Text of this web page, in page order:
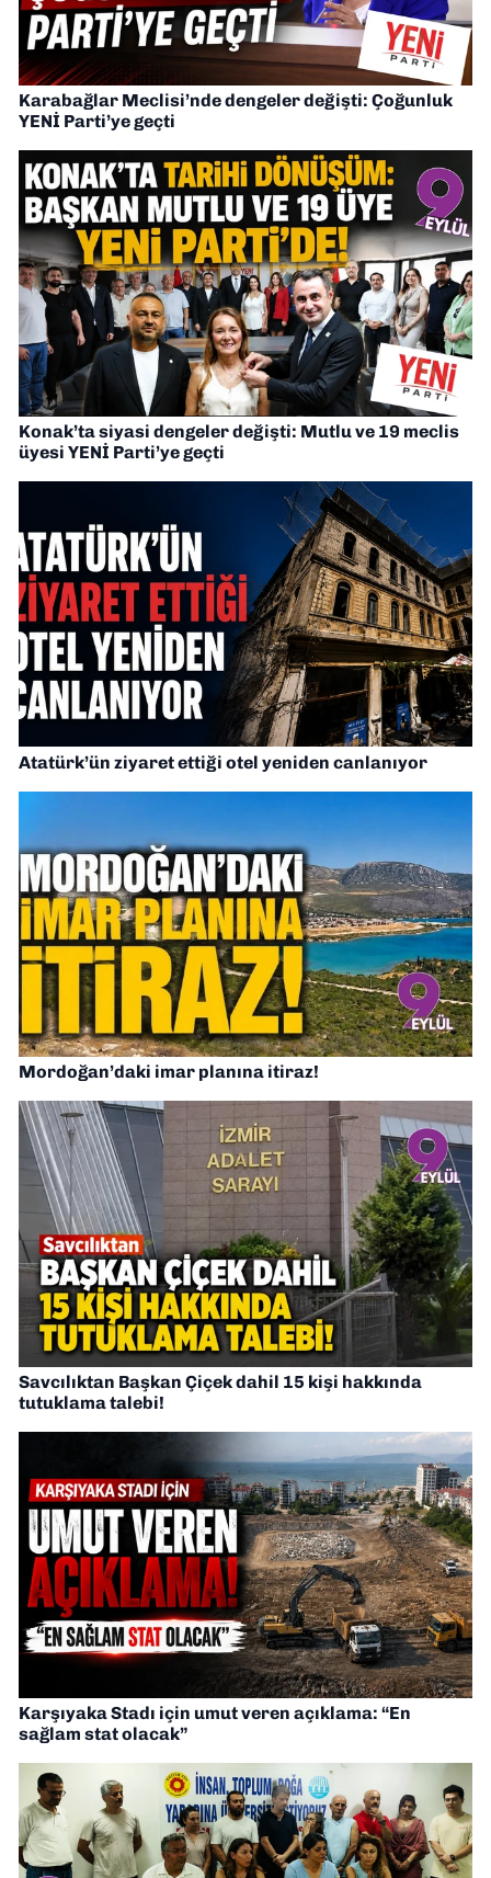
Karabağlar Meclisi’nde dengeler değişti: Çoğunluk
YENİ Parti’ye geçti
Konak’ta siyasi dengeler değişti: Mutlu ve 19 meclis
üyesi YENİ Parti’ye geçti
Atatürk’ün ziyaret ettiği otel yeniden canlanıyor
Mordoğan’daki imar planına itiraz!
Savcılıktan Başkan Çiçek dahil 15 kişi hakkında
tutuklama talebi!
Karşıyaka Stadı için umut veren açıklama: “En
sağlam stat olacak”